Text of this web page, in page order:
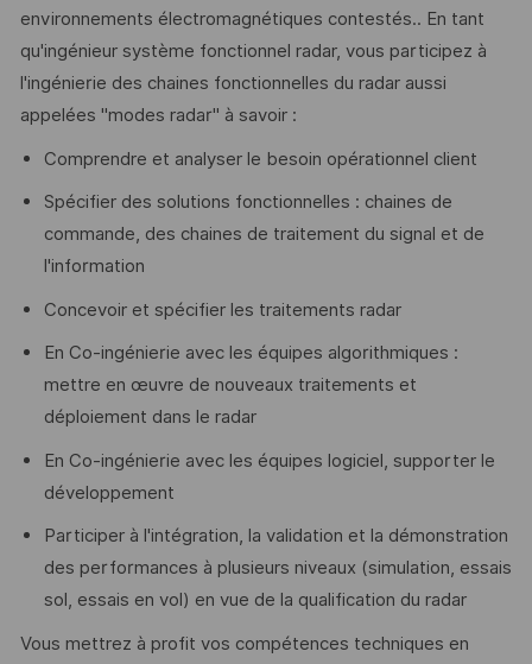
environnements électromagnétiques contestés.. En tant
qu'ingénieur système fonctionnel radar, vous participez à
l'ingénierie des chaines fonctionnelles du radar aussi
appelées "modes radar" à savoir :
Comprendre et analyser le besoin opérationnel client
Spécifier des solutions fonctionnelles : chaines de
commande, des chaines de traitement du signal et de
l'information
Concevoir et spécifier les traitements radar
En Co-ingénierie avec les équipes algorithmiques :
mettre en œuvre de nouveaux traitements et
déploiement dans le radar
En Co-ingénierie avec les équipes logiciel, supporter le
développement
Participer à l'intégration, la validation et la démonstration
des performances à plusieurs niveaux (simulation, essais
sol, essais en vol) en vue de la qualification du radar
Vous mettrez à profit vos compétences techniques en